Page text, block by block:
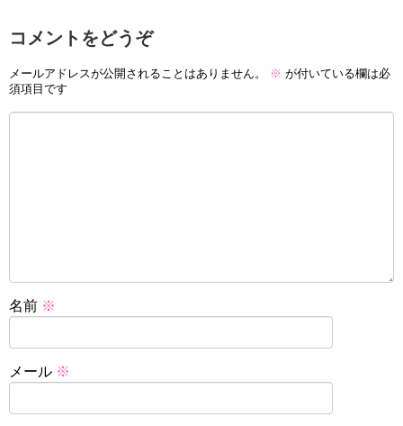
コメントをどうぞ
メールアドレスが公開されることはありません。 ※ が付いている欄は必
須項目です
名前 ※
メール ※